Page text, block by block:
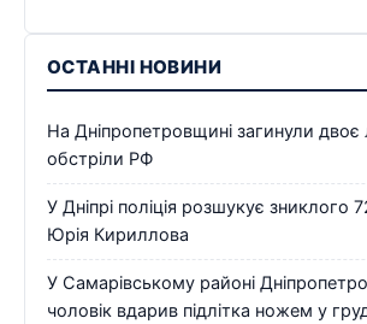
ОСТАННІ НОВИНИ
На Дніпропетровщині загинули
обстріли РФ
У Дніпрі поліція розшукує зниклого
Юрія Кириллова
У Самарівському районі
чоловік вдарив підлітка ножем у